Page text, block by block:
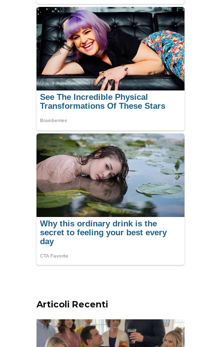
Articoli Recenti